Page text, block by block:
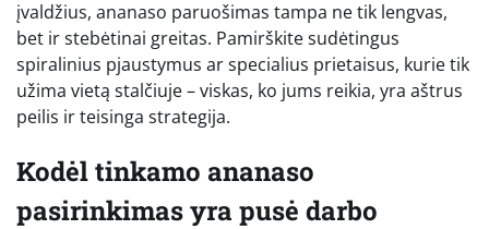
įvaldžius, ananaso paruošimas tampa ne tik lengvas,
bet ir stebėtinai greitas. Pamirškite sudėtingus
spiralinius pjaustymus ar specialius prietaisus, kurie tik
užima vietą stalčiuje – viskas, ko jums reikia, yra aštrus
peilis ir teisinga strategija.
Kodėl tinkamo ananaso
pasirinkimas yra pusė darbo